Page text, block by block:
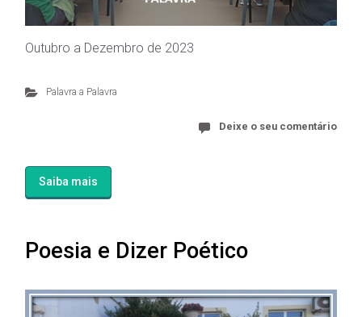
Outubro a Dezembro de 2023
Palavra a Palavra
Deixe o seu comentário
Saiba mais
Poesia e Dizer Poético